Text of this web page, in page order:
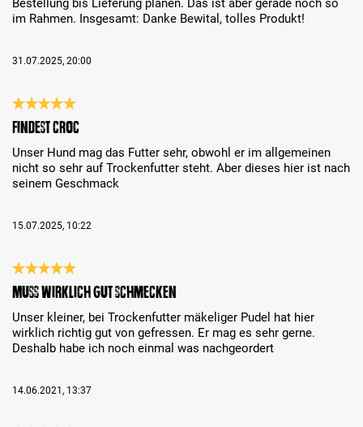
Bestellung bis Lieferung planen. Das ist aber gerade noch so
im Rahmen. Insgesamt: Danke Bewital, tolles Produkt!
31.07.2025, 20:00
Análise com classificação de 5 de 5 estrelas
Findest Croc
Unser Hund mag das Futter sehr, obwohl er im allgemeinen
nicht so sehr auf Trockenfutter steht. Aber dieses hier ist nach
seinem Geschmack
15.07.2025, 10:22
Análise com classificação de 5 de 5 estrelas
Muss wirklich gut schmecken
Unser kleiner, bei Trockenfutter mäkeliger Pudel hat hier
wirklich richtig gut von gefressen. Er mag es sehr gerne.
Deshalb habe ich noch einmal was nachgeordert
14.06.2021, 13:37